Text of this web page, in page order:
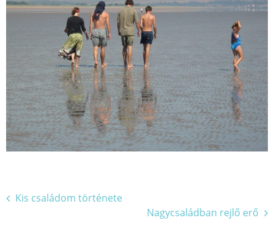
Bejegyzés
Kis családom története
Nagycsaládban rejlő erő